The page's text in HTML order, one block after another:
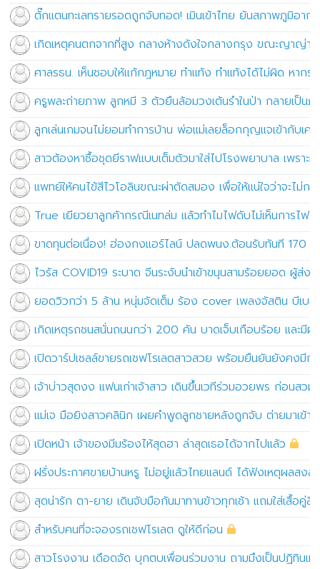
ตั๊กแตนทะเลทรายรอดถูกจับทอด! เมินเข้าไทย ยันสภาพภูมิอาก
เกิดเหตุคนตกจากที่สูง กลางห้างดังใจกลางกรุง ขณะญาญ่า
ศาลรธน. เห็นชอบให้แก้กฎหมาย ทำแท้ง ทำแท้งได้ไม่ผิด หากร่า
ครูพละถ่ายภาพ ลูกหมี 3 ตัวยืนล้อมวงเต้นรำในป่า กลายเป็นภ
ลูกเล่นเกมจนไม่ยอมทำการบ้าน พ่อแม่เลยล็อกกุญแจเข้ากับเค
สาวต้องหาซื้อชุดยีราฟแบบเต็มตัวมาใส่ไปโรงพยาบาล เพราะห
แพทย์ให้คนไข้สีไวโอลินขณะผ่าตัดสมอง เพื่อให้แน่ใจว่าจะไม่ก
True เยียวยาลูกค้ากรณีเนทล่ม แล้วทำไมไฟดับไม่เห็นการไฟฟ้
ขาดทุนต่อเนื่อง! ฮ่องกงแอร์ไลน์ ปลดพนง.ต้อนรับทันที 170
ไวรัส COVID19 ระบาด จีนระงับนำเข้าขนุนสามร้อยยอด ผู้ส่ง
ยอดวิวกว่า 5 ล้าน หนุ่มจัดเต็ม ร้อง cover เพลงจัสติน บีเบ
เกิดเหตุรถชนสนั่นถนนกว่า 200 คัน บาดเจ็บเกือบร้อย และมีผู้
เปิดวาร์ปเซลล์ขายรถเชฟโรเลตสาวสวย พร้อมยืนยันยังคงมีก
เจ้าบ่าวสุดงง แฟนเก่าเจ้าสาว เดินขึ้นเวทีร่วมอวยพร ก่อนส
แม่เจ มือยิงสาวคลินิก เผยคำพูดลูกชายหลังถูกจับ ต่ายมาเข้า
เปิดหน้า เจ้าของมีมร้องไห้สุดฮา ล่าสุดเธอได้จากไปแล้ว
ฝรั่งประกาศขายบ้านหรู ไม่อยู่แล้วไทยแลนด์ ได้ฟังเหตุผลสงส
สุดน่ารัก ตา-ยาย เดินจับมือกันมาทานข้าวทุกเช้า แถมใส่เสื้อคู่สี
สำหรับคนที่จะจองรถเชฟโรเลต ดูให้ดีก่อน
สาวโรงงาน เดือดจัด บุกตบเพื่อนร่วมงาน ถามมึงเป็นปฏิทินเ